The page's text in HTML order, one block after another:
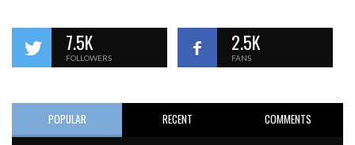
7.5K
FOLLOWERS
2.5K
FANS
POPULAR RECENT COMMENTS